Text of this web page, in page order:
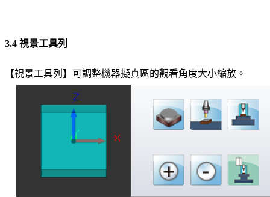
3.4 視景工具列
【視景工具列】可調整機器擬真區的觀看角度大小縮放。